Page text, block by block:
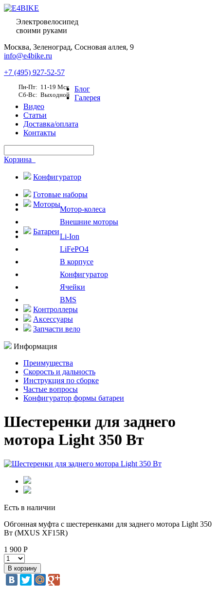
Электровелосипед
своими руками
Москва, Зеленоград, Сосновая аллея, 9
info@e4bike.ru
+7 (495) 927-52-57
Пн-Пт: 11-19 Мск
Сб-Вс: Выходной
Блог
Галерея
Видео
Статьи
Доставка/оплата
Контакты
Корзина
Конфигуратор
Готовые наборы
Моторы
Мотор-колеса
Внешние моторы
Батареи
Li-Ion
LiFePO4
В корпусе
Конфигуратор
Ячейки
BMS
Контроллеры
Аксессуары
Запчасти вело
Информация
Преимущества
Скорость и дальность
Инструкция по сборке
Частые вопросы
Конфигуратор формы батареи
Шестеренки для заднего
мотора Light 350 Вт
Есть в наличии
Обгонная муфта с шестеренками для заднего мотора Light 350
Вт (MXUS XF15R)
1 900 Р